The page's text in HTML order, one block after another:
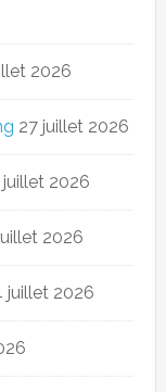
2026
27 juillet 2026
juillet 2026
2026
juillet 2026